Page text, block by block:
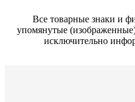
Все товарные знаки и
упомянутые
исключительно